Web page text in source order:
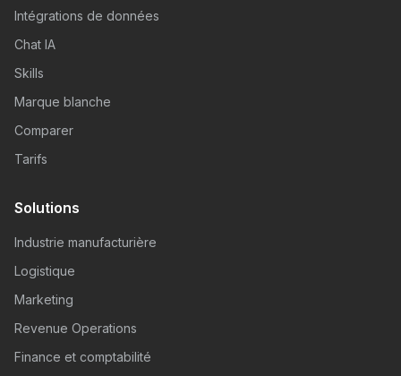
Intégrations de données
Chat IA
Skills
Marque blanche
Comparer
Tarifs
Solutions
Industrie manufacturière
Logistique
Marketing
Revenue Operations
Finance et comptabilité